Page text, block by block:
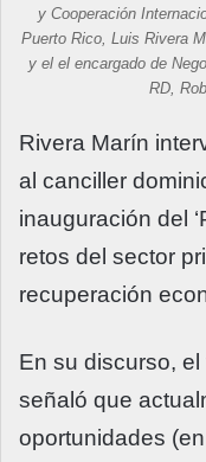
y Cooperación
Puerto Rico, Luis Rivera
y el el encargado de
RD,
Rivera Marín
al canciller
inauguración del
retos del sector
recuperación
En su discurso,
señaló que
oportunidades